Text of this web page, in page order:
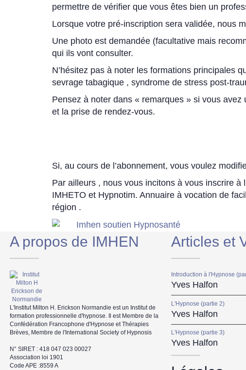
permettre de vérifier que vous êtes bien un
Lorsque votre pré-inscription sera validée, nous
Une photo est demandée (facultative mais
qui ils vont consulter.
N’hésitez pas à noter les formations principales
sevrage tabagique , syndrome de stress post-
Pensez à noter dans « remarques » si vous
et la prise de rendez-vous.
Si, au cours de l’abonnement, vous voulez
Par ailleurs , nous vous incitons à vous inscrire à
IMHETO et Hypnotim. Annuaire à vocation de
région .
A propos de IMHEN
L'Institut Milton H. Erickson Normandie est un Institut de
formation professionnelle d'hypnose. Il est Membre de la
Confédération Francophone d'Hypnose et Thérapies
Brèves, Membre de l'International Society of Hypnosis
N° SIRET : 418 047 023 00027
Association loi 1901
Code APE :8559 A
Articles et
Introduction à l'Hypnose
Yves Halfon
L'Hypnose (partie 2)
Yves Halfon
L'Hypnose (partie 3)
Yves Halfon